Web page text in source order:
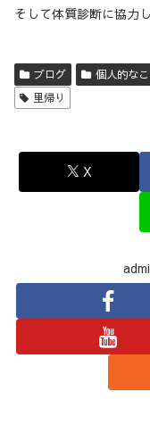
そして体質診断に協力
ブログ 個人的なこ
里帰り
X